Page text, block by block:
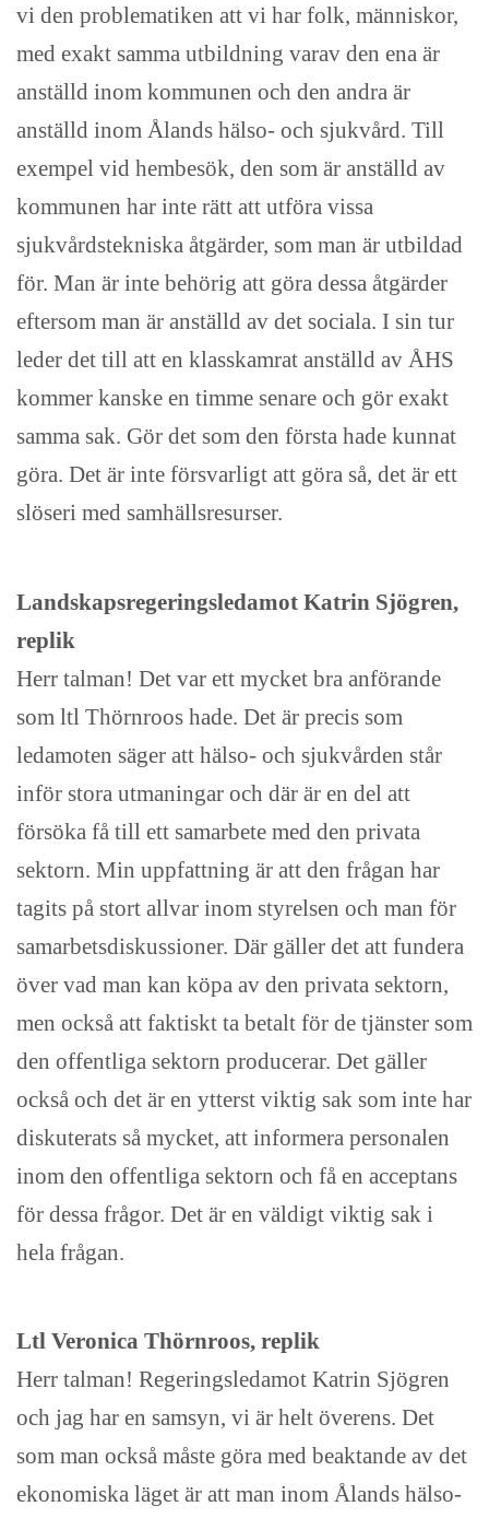
vi den problematiken att vi har folk, människor,
med exakt samma utbildning varav den ena är
anställd inom kommunen och den andra är
anställd inom Ålands hälso- och sjukvård. Till
exempel vid hembesök, den som är anställd av
kommunen har inte rätt att utföra vissa
sjukvårdstekniska åtgärder, som man är utbildad
för. Man är inte behörig att göra dessa åtgärder
eftersom man är anställd av det sociala. I sin tur
leder det till att en klasskamrat anställd av ÅHS
kommer kanske en timme senare och gör exakt
samma sak. Gör det som den första hade kunnat
göra. Det är inte försvarligt att göra så, det är ett
slöseri med samhällsresurser.
Landskapsregeringsledamot Katrin Sjögren,
replik
Herr talman! Det var ett mycket bra anförande
som ltl Thörnroos hade. Det är precis som
ledamoten säger att hälso- och sjukvården står
inför stora utmaningar och där är en del att
försöka få till ett samarbete med den privata
sektorn. Min uppfattning är att den frågan har
tagits på stort allvar inom styrelsen och man för
samarbetsdiskussioner. Där gäller det att fundera
över vad man kan köpa av den privata sektorn,
men också att faktiskt ta betalt för de tjänster som
den offentliga sektorn producerar. Det gäller
också och det är en ytterst viktig sak som inte har
diskuterats så mycket, att informera personalen
inom den offentliga sektorn och få en acceptans
för dessa frågor. Det är en väldigt viktig sak i
hela frågan.
Ltl Veronica Thörnroos, replik
Herr talman! Regeringsledamot Katrin Sjögren
och jag har en samsyn, vi är helt överens. Det
som man också måste göra med beaktande av det
ekonomiska läget är att man inom Ålands hälso-